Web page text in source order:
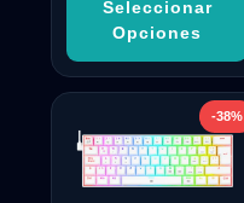
Seleccionar
Opciones
-38%